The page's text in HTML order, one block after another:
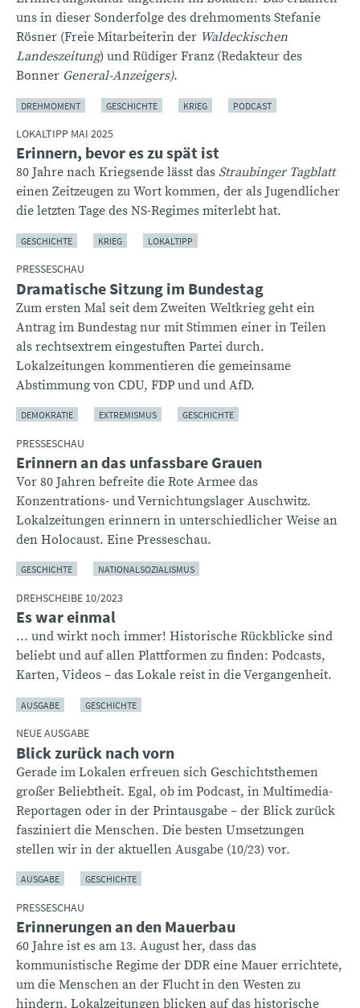
uns in dieser Sonderfolge des drehmoments Stefanie
Rösner (Freie Mitarbeiterin der Waldeckischen
Landeszeitung) und Rüdiger Franz (Redakteur des
Bonner General-Anzeigers).
DREHMOMENT GESCHICHTE KRIEG PODCAST
LOKALTIPP MAI 2025
Erinnern, bevor es zu spät ist
80 Jahre nach Kriegsende lässt das Straubinger Tagblatt
einen Zeitzeugen zu Wort kommen, der als Jugendlicher
die letzten Tage des NS-Regimes miterlebt hat.
GESCHICHTE KRIEG LOKALTIPP
PRESSESCHAU
Dramatische Sitzung im Bundestag
Zum ersten Mal seit dem Zweiten Weltkrieg geht ein
Antrag im Bundestag nur mit Stimmen einer in Teilen
als rechtsextrem eingestuften Partei durch.
Lokalzeitungen kommentieren die gemeinsame
Abstimmung von CDU, FDP und und AfD.
DEMOKRATIE EXTREMISMUS GESCHICHTE
PRESSESCHAU
Erinnern an das unfassbare Grauen
Vor 80 Jahren befreite die Rote Armee das
Konzentrations- und Vernichtungslager Auschwitz.
Lokalzeitungen erinnern in unterschiedlicher Weise an
den Holocaust. Eine Presseschau.
GESCHICHTE NATIONALSOZIALISMUS
DREHSCHEIBE 10/2023
Es war einmal
... und wirkt noch immer! Historische Rückblicke sind
beliebt und auf allen Plattformen zu finden: Podcasts,
Karten, Videos – das Lokale reist in die Vergangenheit.
AUSGABE GESCHICHTE
NEUE AUSGABE
Blick zurück nach vorn
Gerade im Lokalen erfreuen sich Geschichtsthemen
großer Beliebtheit. Egal, ob im Podcast, in Multimedia-
Reportagen oder in der Printausgabe – der Blick zurück
fasziniert die Menschen. Die besten Umsetzungen
stellen wir in der aktuellen Ausgabe (10/23) vor.
AUSGABE GESCHICHTE
PRESSESCHAU
Erinnerungen an den Mauerbau
60 Jahre ist es am 13. August her, dass das
kommunistische Regime der DDR eine Mauer errichtete,
um die Menschen an der Flucht in den Westen zu
hindern. Lokalzeitungen blicken auf das historische